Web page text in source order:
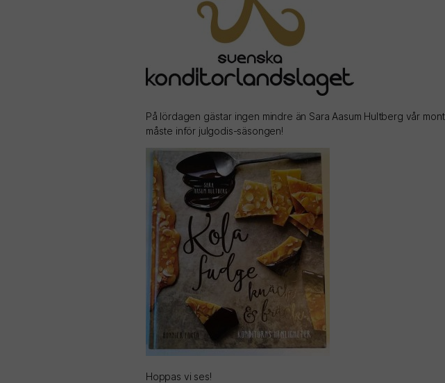
På lördagen gästar ingen mindre än Sara Aasum Hultberg vår
måste inför julgodis-säsongen!
Hoppas vi ses!